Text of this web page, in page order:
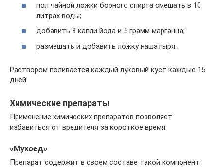
пол чайной ложки борного спирта смешать в 10
литрах воды;
добавить 3 капли йода и 5 грамм марганца;
размешать и добавить ложку нашатыря.
Раствором поливается каждый луковый куст каждые 15
дней.
Химические препараты
Применение химических препаратов позволяет
избавиться от вредителя за короткое время.
«Мухоед»
Препарат содержит в своем составе такой компонент,